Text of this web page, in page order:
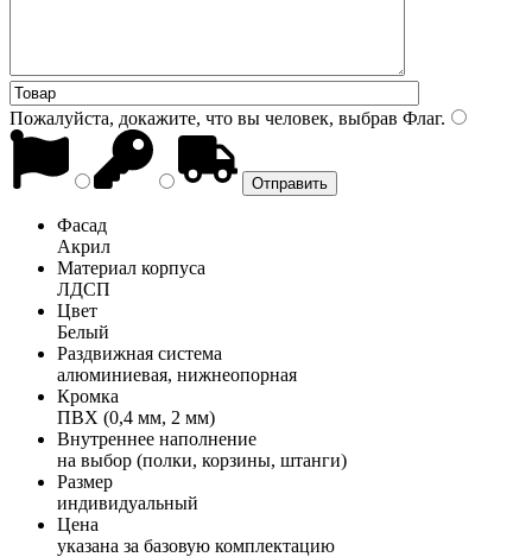
Пожалуйста, докажите, что вы человек, выбрав Флаг.
Фасад
Акрил
Материал корпуса
ЛДСП
Цвет
Белый
Раздвижная система
алюминиевая, нижнеопорная
Кромка
ПВХ (0,4 мм, 2 мм)
Внутреннее наполнение
на выбор (полки, корзины, штанги)
Размер
индивидуальный
Цена
указана за базовую комплектацию